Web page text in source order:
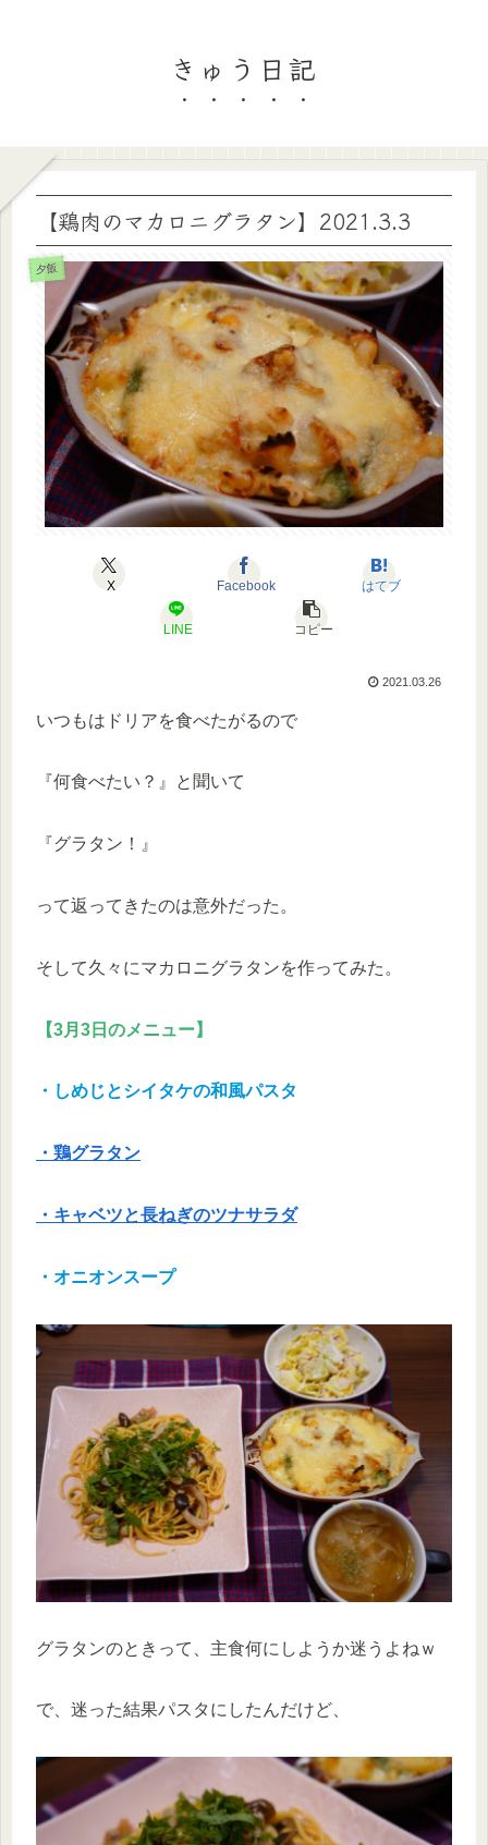
きゅう日記
【鶏肉のマカロニグラタン】2021.3.3
夕飯
X Facebook はてブ
LINE コピー
2021.03.26
いつもはドリアを食べたがるので
『何食べたい？』と聞いて
『グラタン！』
って返ってきたのは意外だった。
そして久々にマカロニグラタンを作ってみた。
【3月3日のメニュー】
・しめじとシイタケの和風パスタ
・鶏グラタン
・キャベツと長ねぎのツナサラダ
・オニオンスープ
グラタンのときって、主食何にしようか迷うよねｗ
で、迷った結果パスタにしたんだけど、